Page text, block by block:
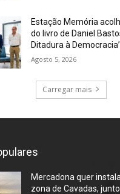
Estação Memória
do livro de Daniel
Ditadura à Democracia’
Agosto 5, 2026
Carregar mais
Mercadona quer
zona de Cavadas,